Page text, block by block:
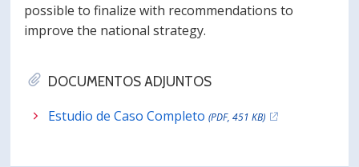
DOCUMENTOS ADJUNTOS
Estudio de Caso Completo(PDF, 451 KB)
possible to finalize with recommendations to
improve the national strategy.